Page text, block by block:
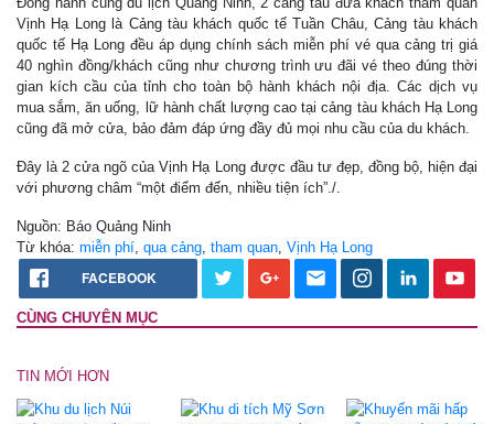
Vịnh Hạ Long là Cảng tàu khách quốc tế Tuần Châu, Cảng tàu khách
quốc tế Hạ Long đều áp dụng chính sách miễn phí vé qua cảng trị giá
40 nghìn đồng/khách cũng như chương trình ưu đãi vé theo đúng thời
gian kích cầu của tỉnh cho toàn bộ hành khách nội địa. Các dịch vụ
mua sắm, ăn uống, lữ hành chất lượng cao tại cảng tàu khách Hạ Long
cũng đã mở cửa, bảo đảm đáp ứng đầy đủ mọi nhu cầu của du khách.
Đây là 2 cửa ngõ của Vịnh Hạ Long được đầu tư đẹp, đồng bộ, hiện đại
với phương châm “một điểm đến, nhiều tiện ích”./.
Nguồn: Báo Quảng Ninh
Từ khóa: miễn phí qua cảng tham quan Vịnh Hạ Long
FACEBOOK
CÙNG CHUYÊN MỤC
TIN MỚI HƠN